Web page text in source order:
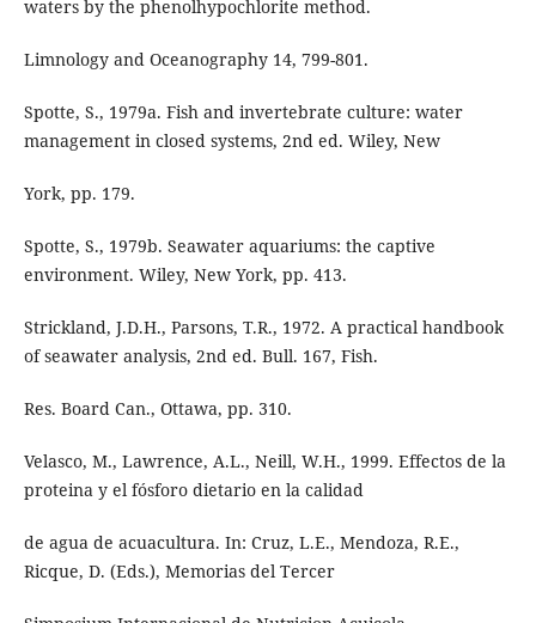
waters by the phenolhypochlorite method.
Limnology and Oceanography 14, 799-801.
Spotte, S., 1979a. Fish and invertebrate culture: water
management in closed systems, 2nd ed. Wiley, New
York, pp. 179.
Spotte, S., 1979b. Seawater aquariums: the captive
environment. Wiley, New York, pp. 413.
Strickland, J.D.H., Parsons, T.R., 1972. A practical handbook
of seawater analysis, 2nd ed. Bull. 167, Fish.
Res. Board Can., Ottawa, pp. 310.
Velasco, M., Lawrence, A.L., Neill, W.H., 1999. Effectos de la
proteina y el fósforo dietario en la calidad
de agua de acuacultura. In: Cruz, L.E., Mendoza, R.E.,
Ricque, D. (Eds.), Memorias del Tercer